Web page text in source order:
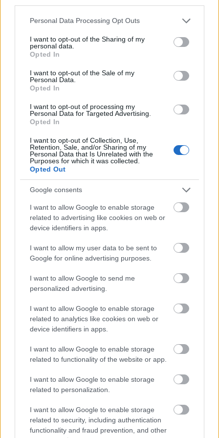
Please note that this website/app uses one or more Google
not limited to your visit or usage behaviour. You may click to
grant or deny consent to Google and its third-party tags to
use your data for below specified purposes in below Google
consent section.
Personal Data Processing Opt Outs
I want to opt-out of the Sharing of my
personal data.
Opted In
I want to opt-out of the Sale of my
Personal Data.
Opted In
I want to opt-out of processing my
Personal Data for Targeted Advertising.
Opted In
I want to opt-out of Collection, Use,
Retention, Sale, and/or Sharing of my
Personal Data that Is Unrelated with the
Purposes for which it was collected.
Opted Out
Google consents
I want to allow Google to enable storage
related to advertising like cookies on web or
device identifiers in apps.
I want to allow my user data to be sent to
Google for online advertising purposes.
I want to allow Google to send me
personalized advertising.
I want to allow Google to enable storage
related to analytics like cookies on web or
device identifiers in apps.
I want to allow Google to enable storage
related to functionality of the website or app.
I want to allow Google to enable storage
related to personalization.
I want to allow Google to enable storage
related to security, including authentication
functionality and fraud prevention, and other
A Pesterzsébeti Fürdő története
fürdőmánia•2021. május 17.
Fővárosunk természetes gyógyvízkészletének
felhasználása fürdők formájában régóta bevett
szempontból különleges, hogy ez Budapest egyetlen
jódos-sós vizű gyógyfürdője. A Pesterzsébeti Fürdő
vissza, amikor a…
Egy keveset a gyógytornáról...
fürdőmánia•2021. május 01.
A gyógytorna olyan típusú testmozgás, ami
elsősorban a gyógyítást helyezi előtérbe. Ám fontos
tudnivaló, hogy ugyan sok esetben egy adott